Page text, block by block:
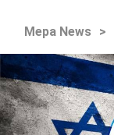
Mepa News >